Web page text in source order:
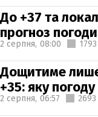
До +37 та
прогноз
2 серпня, 08:00 1793
Дощитиме
+35: яку
2 серпня, 06:57 2693